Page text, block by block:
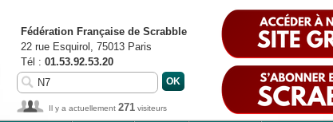
Fédération Française de Scrabble
22 rue Esquirol, 75013 Paris
Tél : 01.53.92.53.20
Il y a actuellement 271 visiteurs